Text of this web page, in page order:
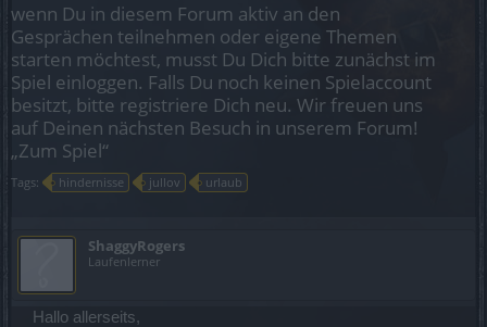
wenn Du in diesem Forum aktiv an den
Gesprächen teilnehmen oder eigene Themen
starten möchtest, musst Du Dich bitte zunächst im
Spiel einloggen. Falls Du noch keinen Spielaccount
besitzt, bitte registriere Dich neu. Wir freuen uns
auf Deinen nächsten Besuch in unserem Forum!
„Zum Spiel“
Tags: hindernisse jullov urlaub
ShaggyRogers
Laufenlerner
Hallo allerseits,